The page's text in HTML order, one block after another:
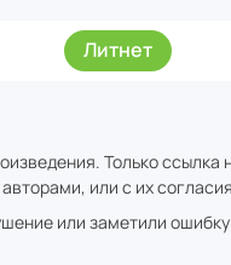
Литнет
Только ссылка
или с их
или заметили